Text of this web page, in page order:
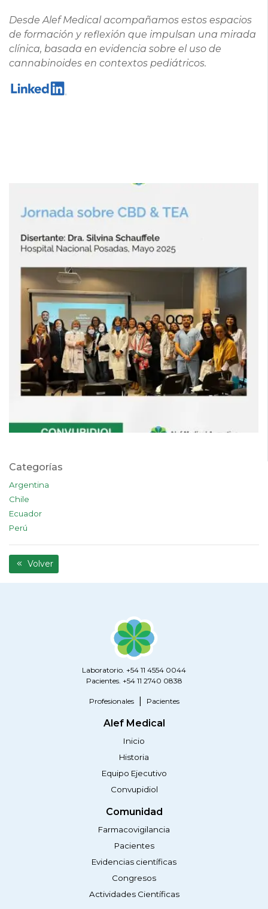
Desde Alef Medical acompañamos estos espacios
de formación y reflexión que impulsan una mirada
clínica, basada en evidencia sobre el uso de
cannabinoides en contextos pediátricos.
Categorías
Argentina
Chile
Ecuador
Perú
Volver
Laboratorio. +54 11 4554 0044
Pacientes. +54 11 2740 0838
Profesionales Pacientes
Alef Medical
Inicio
Historia
Equipo Ejecutivo
Convupidiol
Comunidad
Farmacovigilancia
Pacientes
Evidencias científicas
Congresos
Actividades Científicas